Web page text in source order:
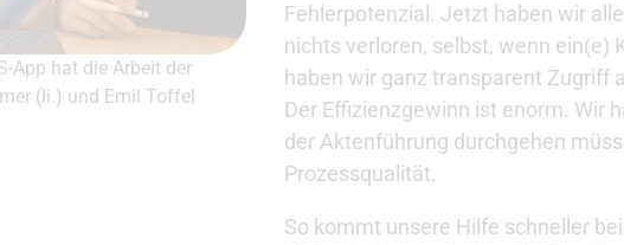
Fehlerpotenzial. Jetzt haben wir
nichts verloren, selbst, wenn ein(e)
haben wir ganz transparent Zugriff
Der Effizienzgewinn ist enorm. Wir
der Aktenführung durchgehen
Prozessqualität.
So kommt unsere Hilfe schneller
App hat die Arbeit der
(li.) und Emil Toffel